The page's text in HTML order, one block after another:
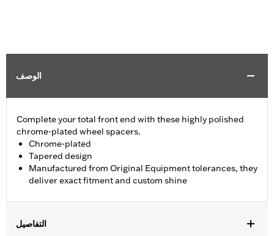
الوصف
Complete your total front end with these highly polished
chrome-plated wheel spacers.
Chrome-plated
Tapered design
Manufactured from Original Equipment tolerances, they
deliver exact fitment and custom shine
التفاصيل